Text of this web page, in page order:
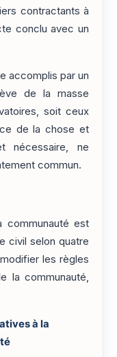
contractants à
conclu avec un
accomplis par un
de la masse
soit ceux
de la chose et
nécessaire, ne
commun.
communauté est
civil selon quatre
les règles
la communauté,
à la